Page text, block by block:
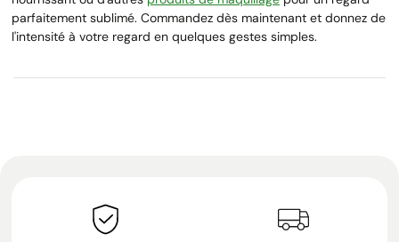
parfaitement sublimé. Commandez dès maintenant et donnez de
l'intensité à votre regard en quelques gestes simples.